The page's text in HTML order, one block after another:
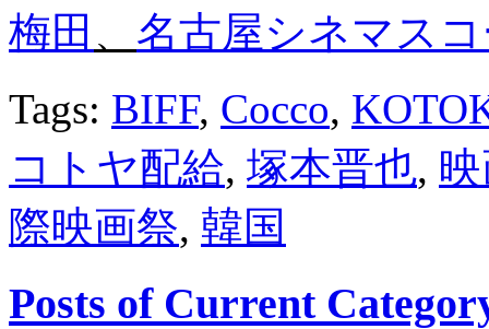
梅田 、 名古屋シネマス
Tags: BIFF, Cocco,
コトヤ配給, 塚本晋也,
際映画祭, 韓国
Posts of Current